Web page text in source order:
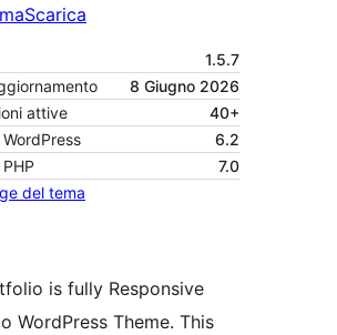
Scarica
1.5.7
8 Giugno 2026
attive
40+
6.2
7.0
del tema
is fully Responsive
WordPress Theme. This